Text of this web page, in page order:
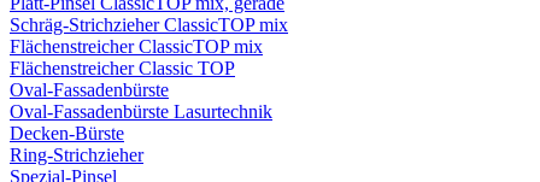
Schräg-Strichzieher ClassicTOP mix
Flächenstreicher ClassicTOP mix
Flächenstreicher Classic TOP
Oval-Fassadenbürste
Oval-Fassadenbürste Lasurtechnik
Decken-Bürste
Ring-Strichzieher
Spezial-Pinsel